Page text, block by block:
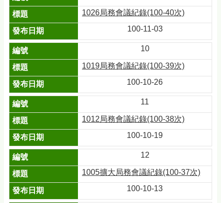
1026局務會議紀錄(100-40次)
100-11-03
10
1019局務會議紀錄(100-39次)
100-10-26
11
1012局務會議紀錄(100-38次)
100-10-19
12
1005擴大局務會議紀錄(100-37次)
100-10-13